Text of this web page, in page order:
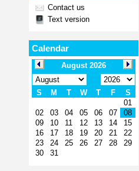
Contact us
Text version
Calendar